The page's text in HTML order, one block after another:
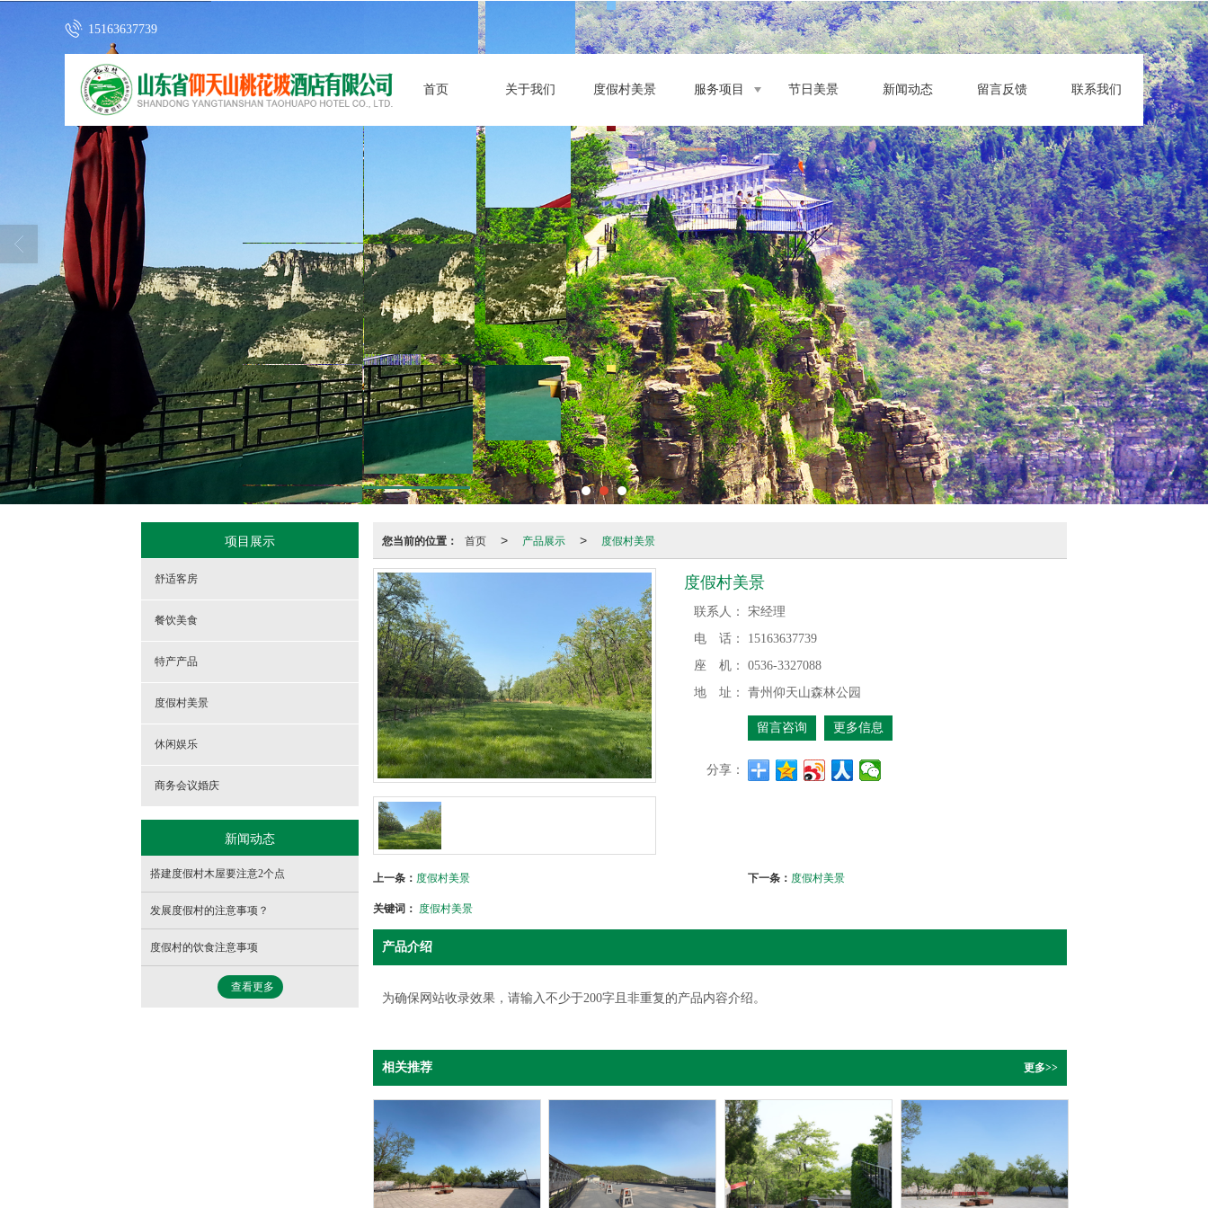
15163637739
首页 关于我们 度假村美景 服务项目 节日美景 新闻动态 留言反馈 联系我们
您当前的位置： 首页 > 产品展示 > 度假村美景
度假村美景
联系人：
宋经理
电 话：
15163637739
座 机：
0536-3327088
地 址：
青州仰天山森林公园
留言咨询 更多信息
分享：
上一条： 度假村美景 下一条： 度假村美景
关键词： 度假村美景
产品介绍
为确保网站收录效果，请输入不少于200字且非重复的产品内容介绍。
相关推荐 更多>>
项目展示
舒适客房
餐饮美食
特产产品
度假村美景
休闲娱乐
商务会议婚庆
新闻动态
搭建度假村木屋要注意2个点
发展度假村的注意事项？
度假村的饮食注意事项
查看更多